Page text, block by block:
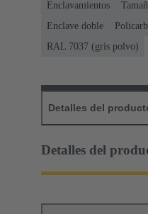
Enclavamientos
Enclave doble
RAL 7037 (gris polvo)
Detalles del
Detalles del